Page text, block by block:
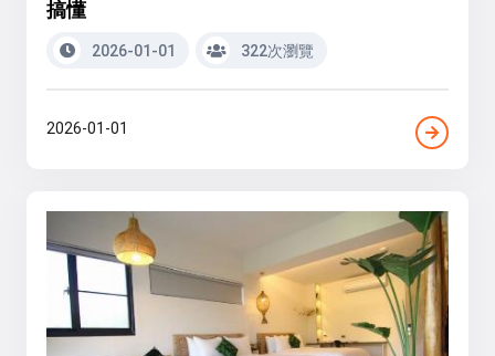
搞懂
2026-01-01 322次瀏覽
2026-01-01